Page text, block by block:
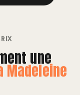
une
Madeleine